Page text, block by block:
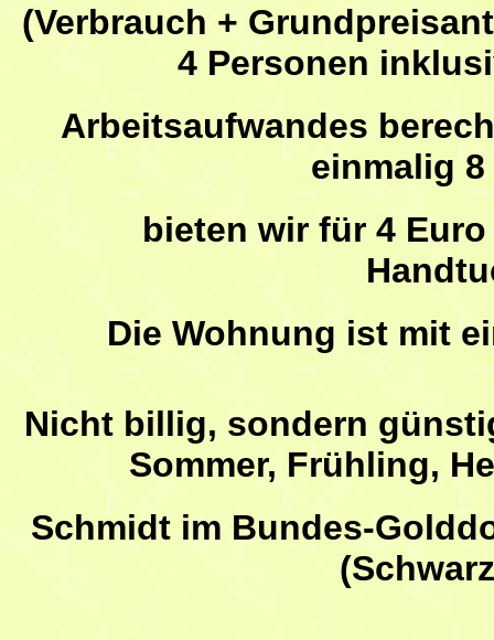
(Verbrauch +
4 Personen
Arbeitsaufwandes
einmalig
bieten wir für 4
Die Wohnung ist mit
Nicht billig, sondern
Sommer, Frühling,
Schmidt im Bundes-